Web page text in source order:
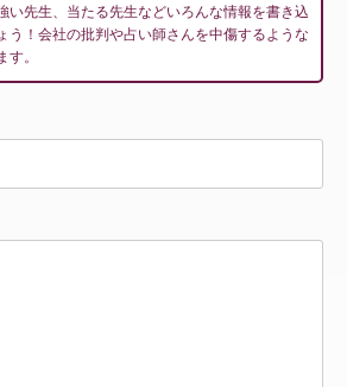
い先生、当たる先生などいろんな情報を書き込
う！会社の批判や占い師さんを中傷するような
。